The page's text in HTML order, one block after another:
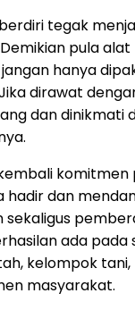
tegak
pula
hanya
dirawat
dan dinikmati
hadir dan
ada pada
kelompok tani,
masyarakat.